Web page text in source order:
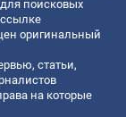
поисковых
ссылке
оригинальный
статьи,
на которые